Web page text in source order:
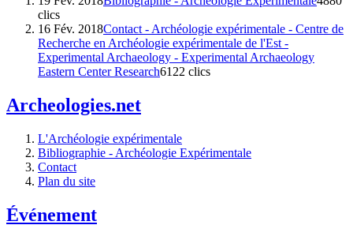
clics
16 Fév. 2018Contact - Archéologie expérimentale - Centre de
Recherche en Archéologie expérimentale de l'Est -
Experimental Archaeology - Experimental Archaeology
Eastern Center Research6122 clics
Archeologies.net
L'Archéologie expérimentale
Bibliographie - Archéologie Expérimentale
Contact
Plan du site
Événement